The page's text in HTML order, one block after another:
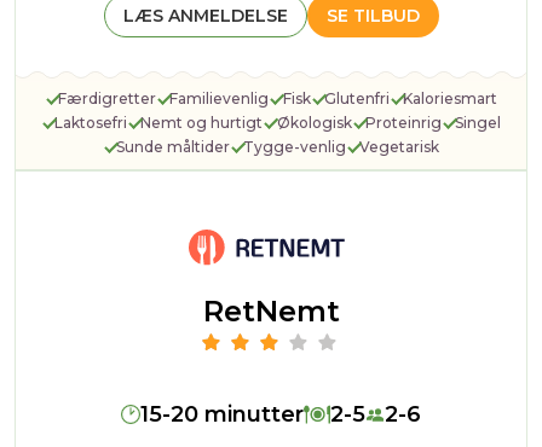
SE TILBUD
LÆS ANMELDELSE
Færdigretter Familievenlig Fisk Glutenfri
Kaloriesmart
Laktosefri
Nemt og hurtigt Økologisk Proteinrig
Singel
Sunde måltider
Tygge-venlig Vegetarisk
RetNemt
15-20 minutter 2-5 2-6